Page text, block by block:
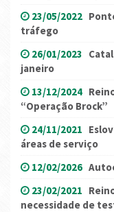
23/05/2022
tráfego
26/01/2023
janeiro
13/12/2024
“Operação Brock”
24/11/2021
áreas de serviço
12/02/2026
23/02/2021
necessidade de